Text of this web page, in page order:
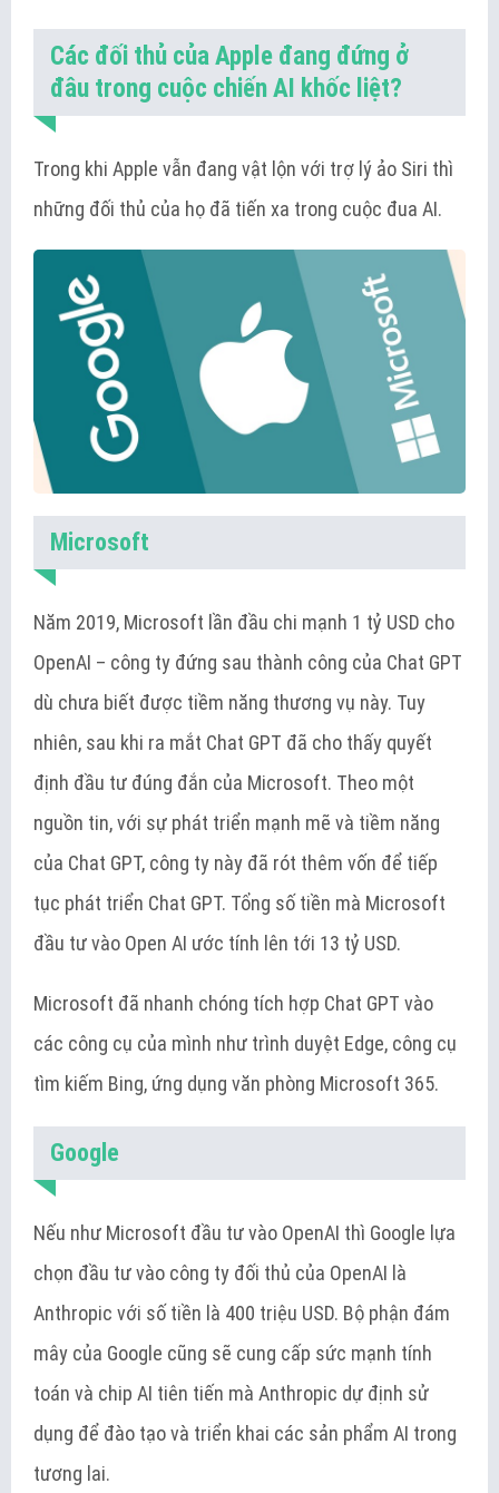
Các đối thủ của Apple đang đứng ở
đâu trong cuộc chiến AI khốc liệt?
Trong khi Apple vẫn đang vật lộn với trợ lý ảo Siri thì
những đối thủ của họ đã tiến xa trong cuộc đua AI.
Microsoft
Năm 2019, Microsoft lần đầu chi mạnh 1 tỷ USD cho
OpenAI – công ty đứng sau thành công của Chat GPT
dù chưa biết được tiềm năng thương vụ này. Tuy
nhiên, sau khi ra mắt Chat GPT đã cho thấy quyết
định đầu tư đúng đắn của Microsoft. Theo một
nguồn tin, với sự phát triển mạnh mẽ và tiềm năng
của Chat GPT, công ty này đã rót thêm vốn để tiếp
tục phát triển Chat GPT. Tổng số tiền mà Microsoft
đầu tư vào Open AI ước tính lên tới 13 tỷ USD.
Microsoft đã nhanh chóng tích hợp Chat GPT vào
các công cụ của mình như trình duyệt Edge, công cụ
tìm kiếm Bing, ứng dụng văn phòng Microsoft 365.
Google
Nếu như Microsoft đầu tư vào OpenAI thì Google lựa
chọn đầu tư vào công ty đối thủ của OpenAI là
Anthropic với số tiền là 400 triệu USD. Bộ phận đám
mây của Google cũng sẽ cung cấp sức mạnh tính
toán và chip AI tiên tiến mà Anthropic dự định sử
dụng để đào tạo và triển khai các sản phẩm AI trong
tương lai.